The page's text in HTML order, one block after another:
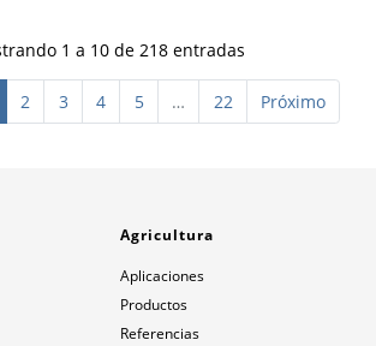
1 a 10 de 218 entradas
2 3 4 5 … 22 Próximo
Agricultura
Aplicaciones
Productos
Referencias